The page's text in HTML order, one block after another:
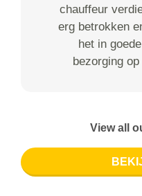
chauffeur
erg betrokken
het in
bezorging
View all